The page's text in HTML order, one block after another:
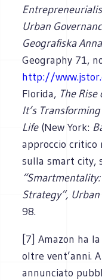
Urban
Geografiska
Geography 71,
http://
Florida, The
It’s
Life(New York:
approccio critico
sulla smart city,
Strategy”,
98.
[7] Amazon ha
oltre vent’anni.
annunciato